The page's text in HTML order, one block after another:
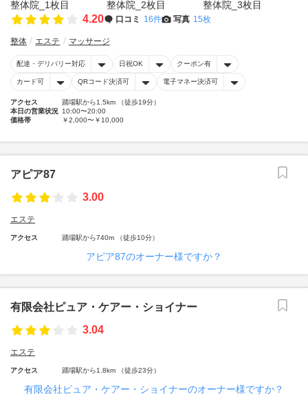
4.20 口コミ 16件 写真 15枚
整体 エステ マッサージ
配達・デリバリー対応 日祝OK クーポン有
カード可 QRコード決済可 電子マネー決済可
アクセス
踊場駅から1.5km （徒歩19分）
本日の営業状況 10:00〜20:00
価格帯
￥2,000〜￥10,000
アピア87
3.00
エステ
アクセス 踊場駅から740m （徒歩10分）
アピア87のオーナー様ですか？
有限会社ピュア・ケアー・ショイナー
3.04
エステ
アクセス 踊場駅から1.8km （徒歩23分）
有限会社ピュア・ケアー・ショイナーのオーナー様ですか？